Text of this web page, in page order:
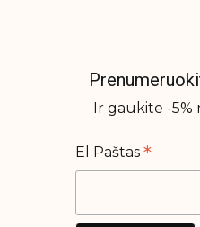
Plaukų serumai ir aliejai
Sausi šampūnai
Kūno priežiūra
Ir gaukite -5%
El Paštas *